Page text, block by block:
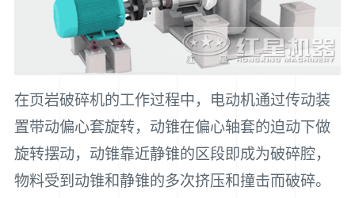
在页岩破碎机的工作过程中，电动机通过传动装
置带动偏心套旋转，动锥在偏心轴套的迫动下做
旋转摆动，动锥靠近静锥的区段即成为破碎腔，
物料受到动锥和静锥的多次挤压和撞击而破碎。